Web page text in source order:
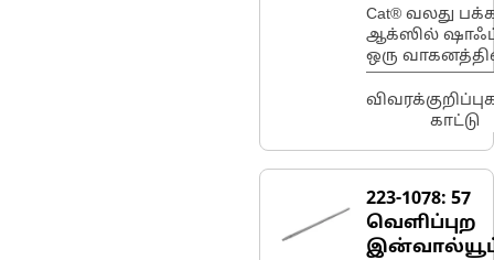
கொண்ட
பக்க
ஷாஃப்ட்
Cat® வலது
ஆக்ஸில்
ஒரு
வலது பக்க
சக்கரத்திற்கு
காட்டு
223-1078: 57
வெளிப்புற